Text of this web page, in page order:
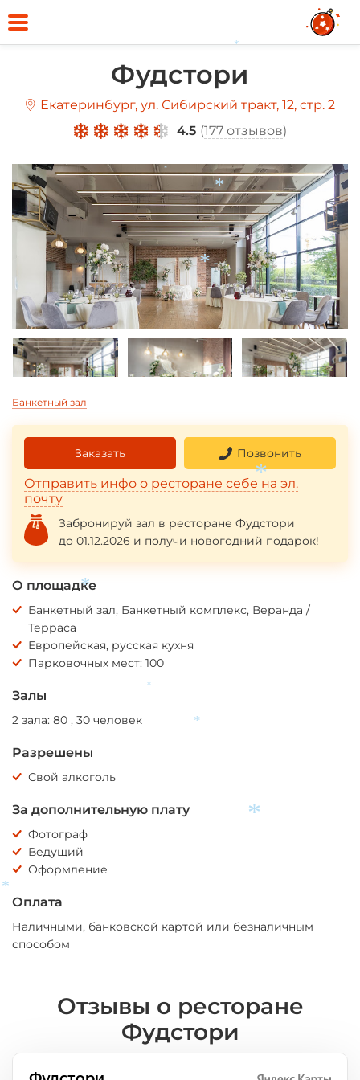
Фудстори
Екатеринбург, ул. Сибирский тракт, 12, стр. 2
4.5 (177 отзывов)
Банкетный зал
Заказать Позвонить
Отправить инфо о ресторане себе на эл.
почту
Забронируй зал в ресторане Фудстори
до 01.12.2026 и получи новогодний подарок!
О площадке
Банкетный зал, Банкетный комплекс, Веранда /
Терраса
Европейская, русская кухня
Парковочных мест: 100
Залы
2 зала: 80 , 30 человек
Разрешены
Свой алкоголь
За дополнительную плату
Фотограф
Ведущий
Оформление
Оплата
Наличными, банковской картой или безналичным
способом
Отзывы о ресторане
Фудстори
*
*
*
*